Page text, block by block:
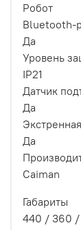
Робот
Bluetooth-
Да
Уровень
IP21
Датчик
Да
Да
Caiman
Габариты
440 / 360